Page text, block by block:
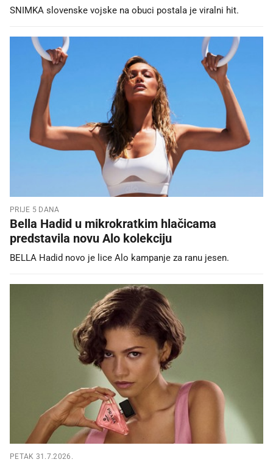
SNIMKA slovenske vojske na obuci postala je viralni hit.
PRIJE 5 DANA
Bella Hadid u mikrokratkim hlačicama
predstavila novu Alo kolekciju
BELLA Hadid novo je lice Alo kampanje za ranu jesen.
PETAK 31.7.2026.